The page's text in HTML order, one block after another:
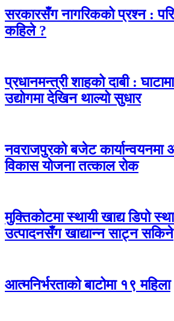
सरकारसँग नागरिकको प्रश्न :
कहिले ?
प्रधानमन्त्री शाहको दाबी :
उद्योगमा देखिन थाल्यो सुधार
नवराजपुरको बजेट
विकास योजना तत्काल रोक
मुक्तिकोटमा स्थायी खाद्य डिपो
उत्पादनसँग खाद्यान्न साट्न सकिने
आत्मनिर्भरताको बाटोमा १९ महिला